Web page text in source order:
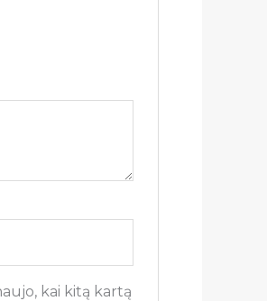
kai kitą kartą